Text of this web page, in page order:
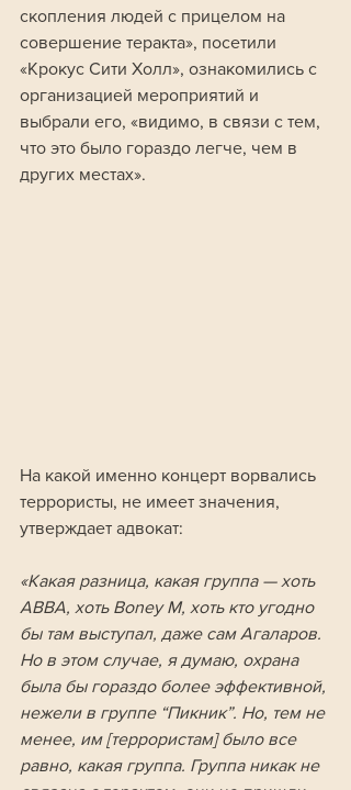
скопления людей с прицелом на
совершение теракта», посетили
«Крокус Сити Холл», ознакомились с
организацией мероприятий и
выбрали его, «видимо, в связи с тем,
что это было гораздо легче, чем в
других местах».
На какой именно концерт ворвались
террористы, не имеет значения,
утверждает адвокат:
«Какая разница, какая группа — хоть
АВВА, хоть Boney M, хоть кто угодно
бы там выступал, даже сам Агаларов.
Но в этом случае, я думаю, охрана
была бы гораздо более эффективной,
нежели в группе “Пикник”. Но, тем не
менее, им [террористам] было все
равно, какая группа. Группа никак не